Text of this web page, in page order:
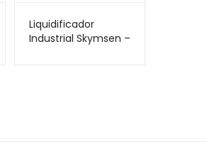
Liquidificador
Industrial Skymsen –